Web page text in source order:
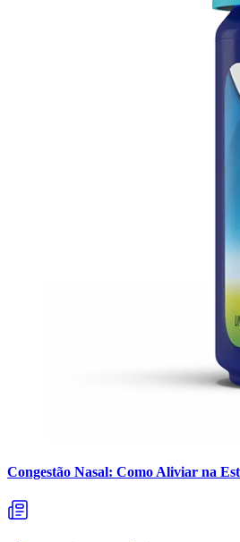
Congestão Nasal: Como Aliviar na